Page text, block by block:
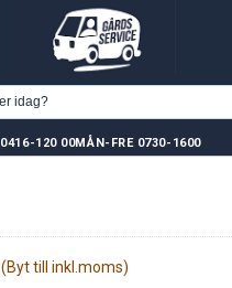
0416-120 00MÅN-FRE 0730-1600
(Byt till inkl.moms)